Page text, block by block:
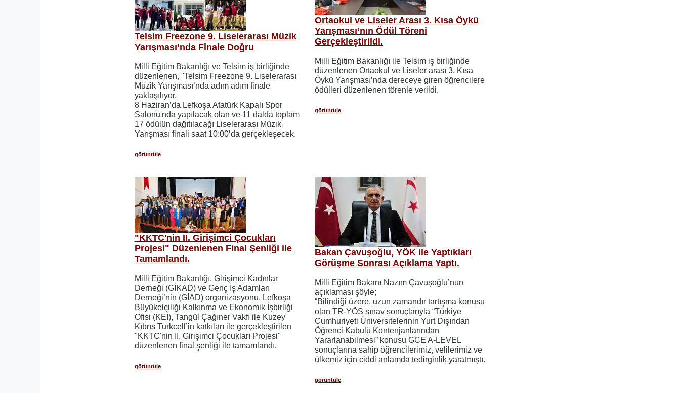
Telsim Freezone 9. Liselerarası Müzik
Yarışması’nda Finale Doğru
Milli Eğitim Bakanlığı ve Telsim iş birliğinde
düzenlenen, "Telsim Freezone 9. Liselerarası
Müzik Yarışması’nda adım adım finale
yaklaşılıyor.
8 Haziran’da Lefkoşa Atatürk Kapalı Spor
Salonu'nda yapılacak olan ve 11 dalda toplam
17 ödülün dağıtılacağı Liselerarası Müzik
Yarışması finali saat 10:00’da gerçekleşecek.
görüntüle
Ortaokul ve Liseler Arası 3. Kısa Öykü
Yarışması’nın Ödül Töreni
Gerçekleştirildi.
Milli Eğitim Bakanlığı ile Telsim iş birliğinde
düzenlenen Ortaokul ve Liseler arası 3. Kısa
Öykü Yarışması’nda dereceye giren öğrencilere
ödülleri düzenlenen törenle verildi.
görüntüle
"KKTC'nin II. Girişimci Çocukları
Projesi" Düzenlenen Final Şenliği ile
Tamamlandı.
Milli Eğitim Bakanlığı, Girişimci Kadınlar
Derneği (GİKAD) ve Genç İş Adamları
Derneği’nin (GİAD) organizasyonu, Lefkoşa
Büyükelçiliği Kalkınma ve Ekonomik İşbirliği
Ofisi (KEİ), Tangül Çağıner Vakfı ile Kuzey
Kıbrıs Turkcell’in katkıları ile gerçekleştirilen
"KKTC'nin II. Girişimci Çocukları Projesi"
düzenlenen final şenliği ile tamamlandı.
görüntüle
Bakan Çavuşoğlu, YÖK ile Yaptıkları
Görüşme Sonrası Açıklama Yaptı.
Milli Eğitim Bakanı Nazım Çavuşoğlu’nun
açıklaması şöyle;
“Bilindiği üzere, uzun zamandır tartışma konusu
olan TR-YÖS sınav sonuçlarıyla “Türkiye
Cumhuriyeti Üniversitelerinin Yurt Dışından
Öğrenci Kabulü Kontenjanlarından
Yararlanabilmesi” konusu GCE A-LEVEL
sonuçlarına sahip öğrencilerimiz, velilerimiz ve
ülkemiz için ciddi anlamda tedirginlik yaratmıştı.
görüntüle